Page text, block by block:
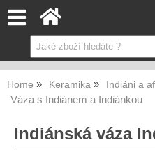
Home Keramika Indiáni a
Váza s Indiánem a Indiánkou
Indiánská váza